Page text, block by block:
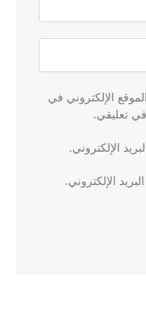
الإلكتروني في
في تعليقي.
الإلكتروني.
الإلكتروني.